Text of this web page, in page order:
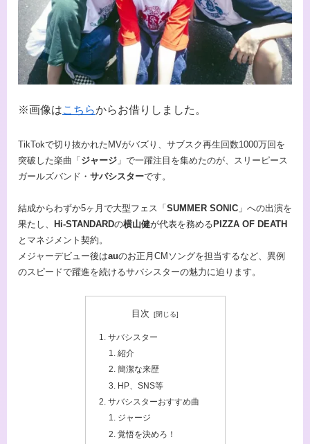
※画像はこちらからお借りしました。
TikTokで切り抜かれたMVがバズり、サブスク再生回数1000万回を
突破した楽曲「ジャージ 」で一躍注目を集めたのが、スリーピース
ガールズバンド・ サバシスターです。
結成からわずか5ヶ月で大型フェス「 SUMMER SONIC 」への出演を
果たし、
Hi-STANDARDの横山健が代表を務める PIZZA OF DEATH
とマネジメント契約。
メジャーデビュー後はauのお正月CMソングを担当するなど、異例
のスピードで躍進を続けるサバシスターの魅力に迫ります。
目次
サバシスター
紹介
簡潔な来歴
HP、SNS等
サバシスターおすすめ曲
ジャージ
覚悟を決めろ！